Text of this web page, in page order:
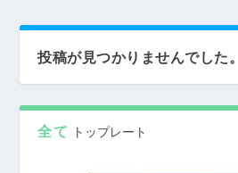
投稿が見つかりませんでした。
全て トップレート